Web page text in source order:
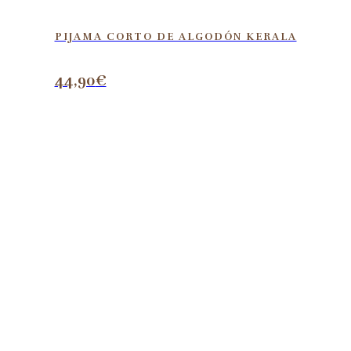
PIJAMA CORTO DE ALGODÓN KERALA
44,90€